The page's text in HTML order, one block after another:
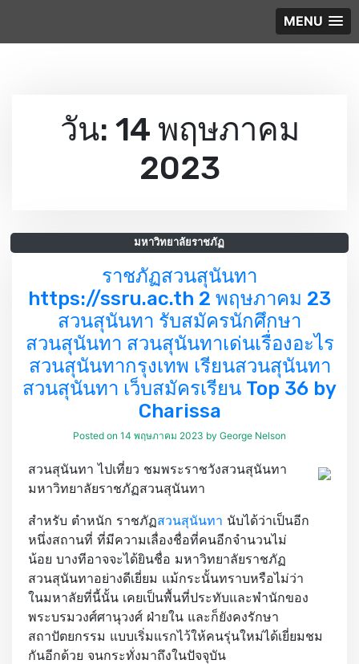
MENU
วัน: 14 พฤษภาคม
2023
มหาวิทยาลัยราชภัฏ
ราชภัฏสวนสุนันทา
https://ssru.ac.th 2 พฤษภาคม 23
สวนสุนันทา รับสมัครนักศึกษา
สวนสุนันทา สวนสุนันทาเด่นเรื่องอะไร
สวนสุนันทากรุงเทพ เรียนสวนสุนันทา
สวนสุนันทา เว็บสมัครเรียน Top 36 by
Charissa
Posted on 14 พฤษภาคม 2023 by George Nelson
สวนสุนันทา ไปเที่ยว ชมพระราชวังสวนสุนันทา
มหาวิทยาลัยราชภัฏสวนสุนันทา
สำหรับ ตำหนัก ราชภัฏสวนสุนันทา นับได้ว่าเป็นอีก
หนึ่งสถานที่ ที่มีความเลื่องชื่อที่คนอีกจำนวนไม่
น้อย บางทีอาจจะได้ยินชื่อ มหาวิทยาลัยราชภัฏ
สวนสุนันทาอย่างดีเยี่ยม แม้กระนั้นทราบหรือไม่ว่า
ในมหาลัยที่นี้นั้น เคยเป็นพื้นที่ประทับและพำนักของ
พระบรมวงศ์ศานุวงศ์ ฝ่ายใน และก็ยังคงรักษา
สถาปัตยกรรม แบบเริ่มแรกไว้ให้คนรุ่นใหม่ได้เยี่ยมชม
กันอีกด้วย จนกระทั่งมาถึงในปัจจุบัน